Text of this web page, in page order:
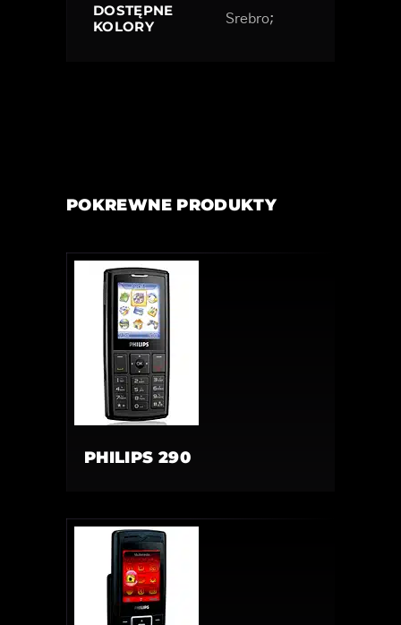
DOSTĘPNE
KOLORY
Srebro;
POKREWNE PRODUKTY
PHILIPS 290